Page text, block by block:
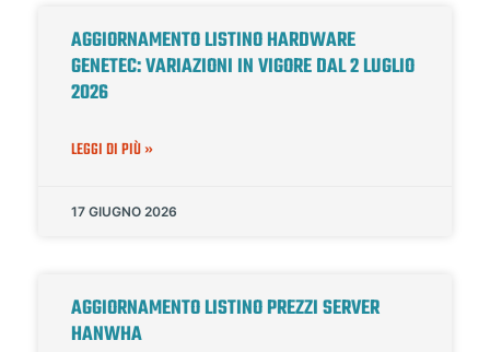
AGGIORNAMENTO LISTINO HARDWARE
GENETEC: VARIAZIONI IN VIGORE DAL 2 LUGLIO
2026
LEGGI DI PIÙ »
17 GIUGNO 2026
AGGIORNAMENTO LISTINO PREZZI SERVER
HANWHA